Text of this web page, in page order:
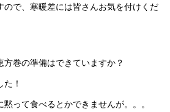
ので、寒暖差には皆さんお気を付けくだ
巻の準備はできていますか？
！
って食べるとかできませんが。。。